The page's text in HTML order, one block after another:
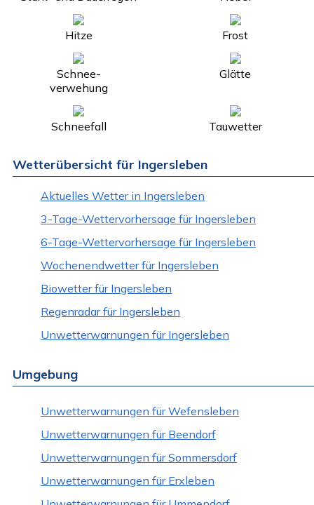
Hitze Frost
Schnee-
verwehung
Glätte
Schneefall Tauwetter
Wetterübersicht für Ingersleben
Aktuelles Wetter in Ingersleben
3-Tage-Wettervorhersage für Ingersleben
6-Tage-Wettervorhersage für Ingersleben
Wochenendwetter für Ingersleben
Biowetter für Ingersleben
Regenradar für Ingersleben
Unwetterwarnungen für Ingersleben
Umgebung
Unwetterwarnungen für Wefensleben
Unwetterwarnungen für Beendorf
Unwetterwarnungen für Sommersdorf
Unwetterwarnungen für Erxleben